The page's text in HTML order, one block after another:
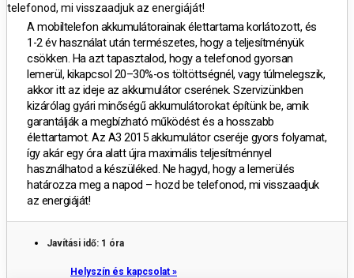
telefonod, mi visszaadjuk az energiáját!
A mobiltelefon akkumulátorainak élettartama korlátozott, és
1-2 év használat után természetes, hogy a teljesítményük
csökken. Ha azt tapasztalod, hogy a telefonod gyorsan
lemerül, kikapcsol 20–30%-os töltöttségnél, vagy túlmelegszik,
akkor itt az ideje az akkumulátor cserének. Szervizünkben
kizárólag gyári minőségű akkumulátorokat építünk be, amik
garantálják a megbízható működést és a hosszabb
élettartamot. Az A3 2015 akkumulátor cseréje gyors folyamat,
így akár egy óra alatt újra maximális teljesítménnyel
használhatod a készüléked. Ne hagyd, hogy a lemerülés
határozza meg a napod – hozd be telefonod, mi visszaadjuk
az energiáját!
Javítási idő: 1 óra
Helyszín és kapcsolat »